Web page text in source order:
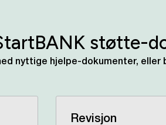
støtte-
nyttige hjelpe-dokumenter, eller
Revisjon